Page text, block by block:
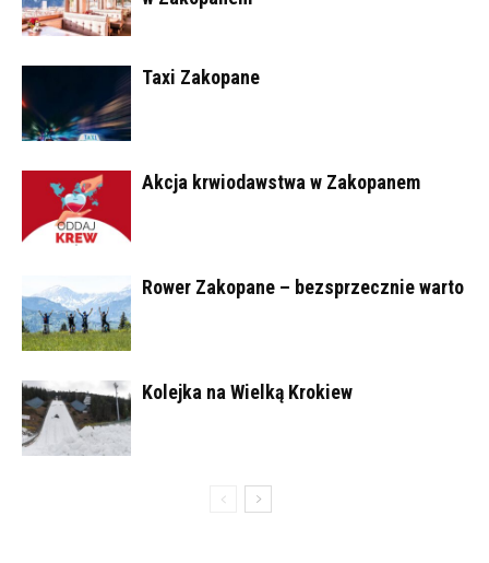
Taxi Zakopane
Akcja krwiodawstwa w Zakopanem
Rower Zakopane – bezsprzecznie warto
Kolejka na Wielką Krokiew